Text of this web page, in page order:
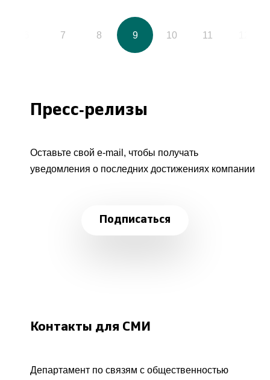
7 8 9 10 11
Пресс-релизы
Оставьте свой e-mail, чтобы получать
уведомления о последних достижениях компании
Подписаться
Контакты для СМИ
Департамент по связям с общественностью